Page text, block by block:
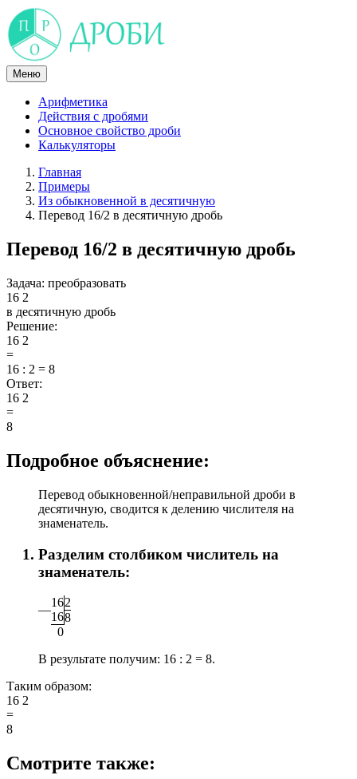
Skip
to
content
Меню
Арифметика
Действия с дробями
Основное свойство дроби
Калькуляторы
Главная
Примеры
Из обыкновенной в десятичную
Перевод 16/2 в десятичную дробь
Перевод 16/2 в десятичную дробь
Задача: преобразовать
16 2
в десятичную дробь
Решение:
16 2
=
16 : 2 = 8
Ответ:
16 2
=
8
Подробное объяснение:
Перевод обыкновенной/неправильной дроби в
десятичную, сводится к делению числителя на
знаменатель.
Разделим столбиком числитель на
знаменатель:
—
162
168
0
В результате получим: 16 : 2 = 8.
Таким образом:
16 2
=
8
Смотрите также: